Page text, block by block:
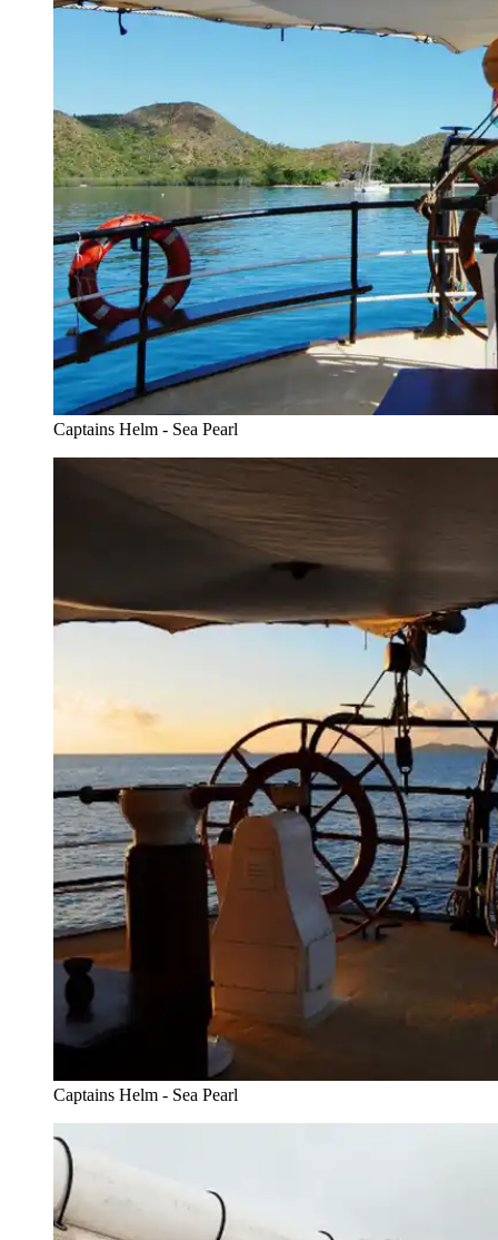
Captains Helm - Sea Pearl
Captains Helm - Sea Pearl